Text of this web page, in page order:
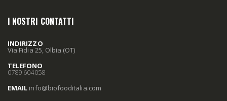
I NOSTRI CONTATTI
INDIRIZZO
Via Fidia 25, Olbia (OT)
TELEFONO
0789 604058
EMAIL info@biofooditalia.com